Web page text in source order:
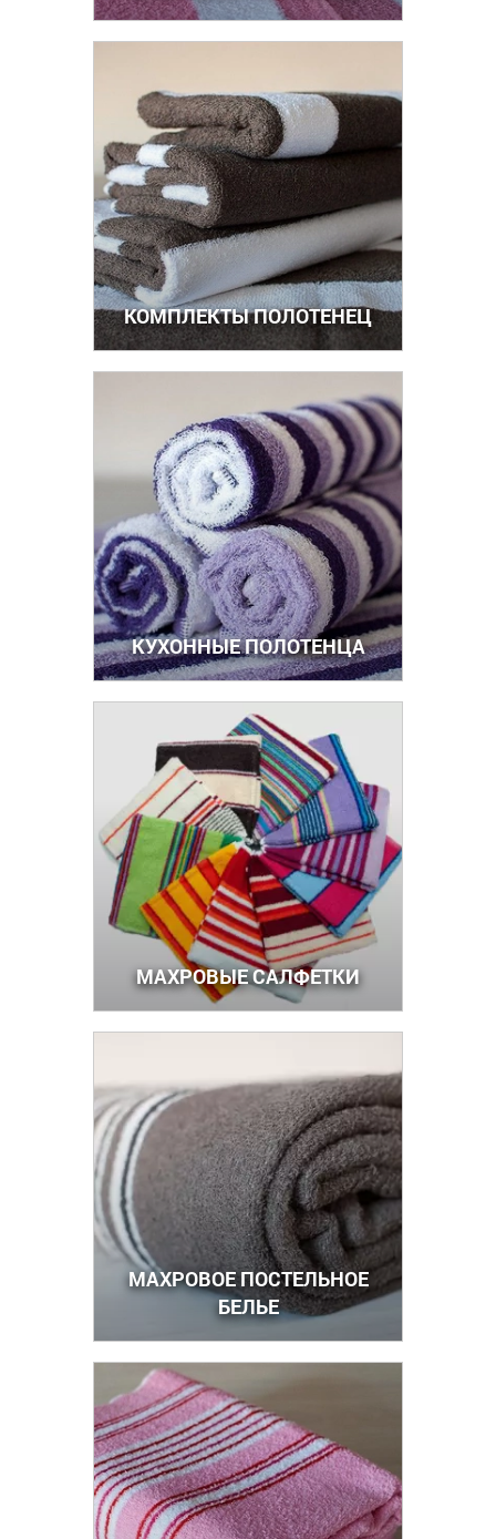
КОМПЛЕКТЫ ПОЛОТЕНЕЦ
КУХОННЫЕ ПОЛОТЕНЦА
МАХРОВЫЕ САЛФЕТКИ
МАХРОВОЕ ПОСТЕЛЬНОЕ
БЕЛЬЕ